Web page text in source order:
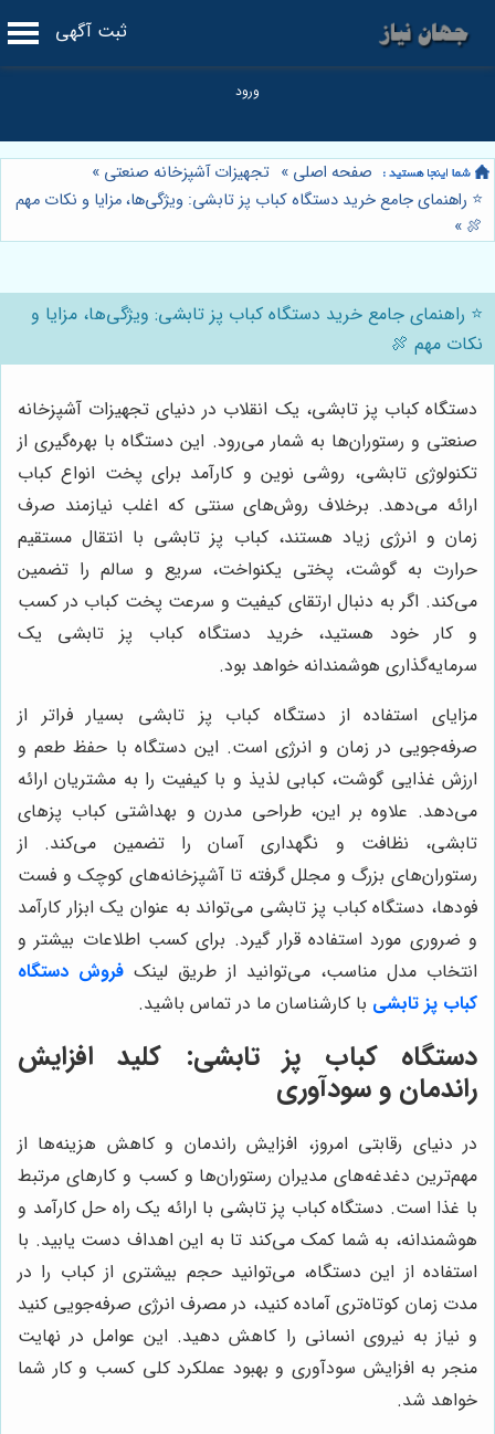
ثبت آگهی
صفحه اصلی » تجهیزات آشپزخانه صنعتی »
⭐️ راهنمای جامع خرید دستگاه کباب پز تابشی: ویژگی‌ها، مزایا و نکات مهم
🍖
»
⭐️ راهنمای جامع خرید دستگاه کباب پز تابشی: ویژگی‌ها، مزایا و
نکات مهم 🍖
دستگاه کباب پز تابشی، یک انقلاب در دنیای تجهیزات آشپزخانه
صنعتی و رستوران‌ها به شمار می‌رود. این دستگاه با بهره‌گیری از
تکنولوژی تابشی، روشی نوین و کارآمد برای پخت انواع کباب
ارائه می‌دهد. برخلاف روش‌های سنتی که اغلب نیازمند صرف
زمان و انرژی زیاد هستند، کباب پز تابشی با انتقال مستقیم
حرارت به گوشت، پختی یکنواخت، سریع و سالم را تضمین
می‌کند. اگر به دنبال ارتقای کیفیت و سرعت پخت کباب در کسب
و کار خود هستید، خرید دستگاه کباب پز تابشی یک
سرمایه‌گذاری هوشمندانه خواهد بود.
مزایای استفاده از دستگاه کباب پز تابشی بسیار فراتر از
صرفه‌جویی در زمان و انرژی است. این دستگاه با حفظ طعم و
ارزش غذایی گوشت، کبابی لذیذ و با کیفیت را به مشتریان ارائه
می‌دهد. علاوه بر این، طراحی مدرن و بهداشتی کباب پزهای
تابشی، نظافت و نگهداری آسان را تضمین می‌کند. از
رستوران‌های بزرگ و مجلل گرفته تا آشپزخانه‌های کوچک و فست
فودها، دستگاه کباب پز تابشی می‌تواند به عنوان یک ابزار کارآمد
و ضروری مورد استفاده قرار گیرد. برای کسب اطلاعات بیشتر و
انتخاب مدل مناسب، می‌توانید از طریق لینک فروش دستگاه
کباب پز تابشی با کارشناسان ما در تماس باشید.
دستگاه کباب پز تابشی: کلید افزایش
راندمان و سودآوری
در دنیای رقابتی امروز، افزایش راندمان و کاهش هزینه‌ها از
مهم‌ترین دغدغه‌های مدیران رستوران‌ها و کسب و کارهای مرتبط
با غذا است. دستگاه کباب پز تابشی با ارائه یک راه حل کارآمد و
هوشمندانه، به شما کمک می‌کند تا به این اهداف دست یابید. با
استفاده از این دستگاه، می‌توانید حجم بیشتری از کباب را در
مدت زمان کوتاه‌تری آماده کنید، در مصرف انرژی صرفه‌جویی کنید
و نیاز به نیروی انسانی را کاهش دهید. این عوامل در نهایت
منجر به افزایش سودآوری و بهبود عملکرد کلی کسب و کار شما
خواهد شد.